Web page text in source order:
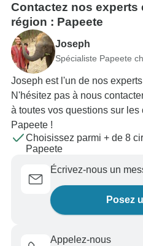
Contactez nos experts
région : Papeete
Joseph
Spécialiste Papeete
Joseph est l'un de nos
N'hésitez pas à nous
à toutes vos questions sur les
Papeete !
Choisissez parmi + de 8
Papeete
Écrivez-nous un
Posez
Appelez-nous